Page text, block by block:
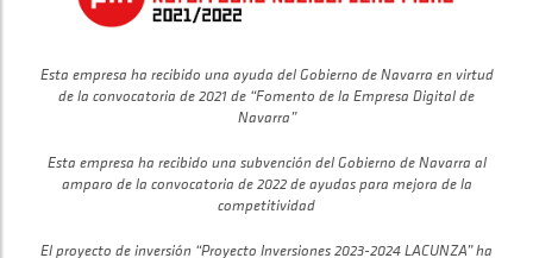
Esta empresa ha recibido una ayuda del Gobierno de Navarra en virtud
de la convocatoria de 2021 de “Fomento de la Empresa Digital de
Navarra”
Esta empresa ha recibido una subvención del Gobierno de Navarra al
amparo de la convocatoria de 2022 de ayudas para mejora de la
competitividad
El proyecto de inversión “Proyecto Inversiones 2023-2024 LACUNZA” ha